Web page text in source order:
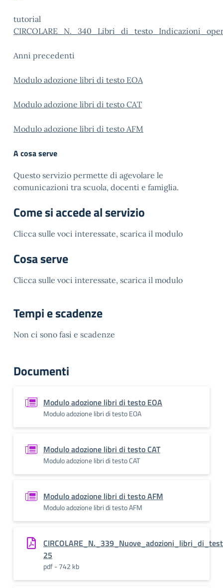
tutorial
Anni precedenti
Modulo adozione libri di testo EOA
Modulo adozione libri di testo CAT
Modulo adozione libri di testo AFM
A cosa serve
Questo servizio permette di agevolare le
comunicazioni tra scuola, docenti e famiglia.
Come si accede al servizio
Clicca sulle voci interessate, scarica il modulo
Cosa serve
Clicca sulle voci interessate, scarica il modulo
Tempi e scadenze
Non ci sono fasi e scadenze
Documenti
Modulo adozione libri di testo EOA
Modulo adozione libri di testo EOA
Modulo adozione libri di testo CAT
Modulo adozione libri di testo CAT
Modulo adozione libri di testo AFM
Modulo adozione libri di testo AFM
25
pdf - 742 kb